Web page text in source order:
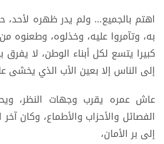
اهتم بالجميع… ولم يدر ظهره لأحد،
به، وتآمروا عليه، وخذلوه، وطعنوه
كبيرا يتسع لكل أبناء الوطن، لا
إلى الناس إلا بعين الأب الذي يخشى
عاش عمره يقرب وجهات النظر،
الفصائل والأحزاب والأطماع، وكان
إلى بر الأمان،